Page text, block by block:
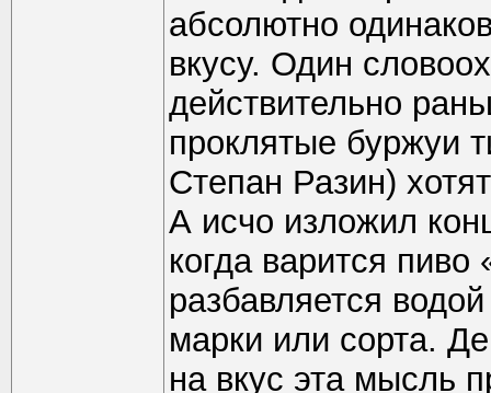
абсолютно
вкусу. Один
действительно
проклятые буржуи
Степан Разин)
А исчо изложил
когда варится
разбавляется
марки или сорта.
на вкус эта мысль